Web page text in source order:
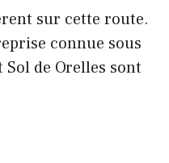
sur cette route.
connue sous
de Orelles sont